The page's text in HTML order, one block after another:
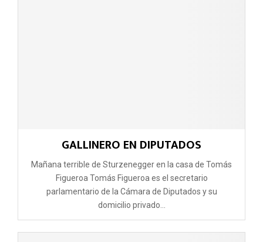
GALLINERO EN DIPUTADOS
Mañana terrible de Sturzenegger en la casa de Tomás
Figueroa Tomás Figueroa es el secretario
parlamentario de la Cámara de Diputados y su
domicilio privado...